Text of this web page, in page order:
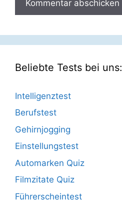
Beliebte Tests bei uns:
Intelligenztest
Berufstest
Gehirnjogging
Einstellungstest
Automarken Quiz
Filmzitate Quiz
Führerscheintest